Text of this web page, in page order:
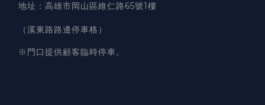
地址 ： 高雄市岡山區維仁路65號1樓
（溪東路路邊停車格）
※門口提供顧客臨時停車。